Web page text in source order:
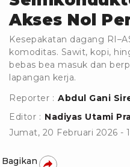
Akses Nol
Kesepakatan dagang
komoditas. Sawit, kopi,
bebas bea masuk dan
lapangan kerja.
Reporter : Abdul Gani
Editor : Nadiyas Utami
Jumat, 20 Februari 2026 -
Bagikan